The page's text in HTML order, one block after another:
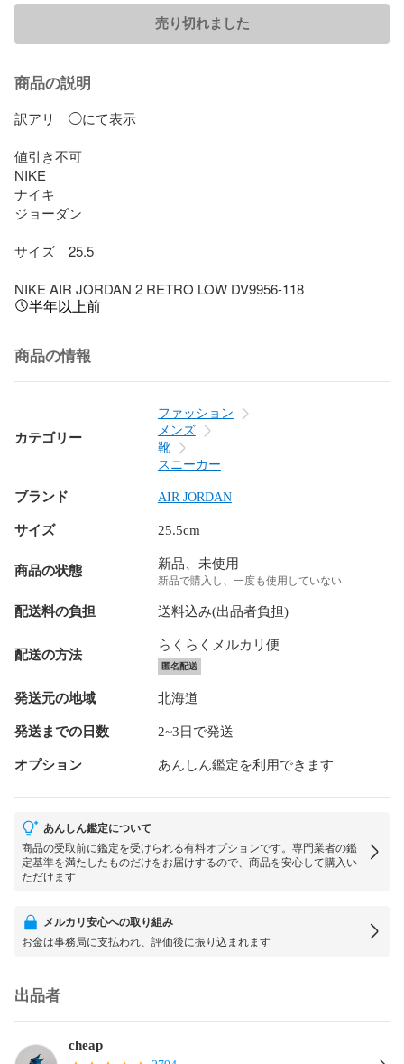
売り切れました
商品の説明
訳アリ　◯にて表示
値引き不可
NIKE
ナイキ
ジョーダン
サイズ　25.5
NIKE AIR JORDAN 2 RETRO LOW DV9956-118
半年以上前
商品の情報
カテゴリー
ファッション
メンズ
靴
スニーカー
ブランド AIR JORDAN
サイズ 25.5cm
商品の状態 新品、未使用
新品で購入し、一度も使用していない
配送料の負担 送料込み(出品者負担)
配送の方法
らくらくメルカリ便
匿名配送
発送元の地域 北海道
発送までの日数 2~3日で発送
オプション あんしん鑑定を利用できます
あんしん鑑定について
商品の受取前に鑑定を受けられる有料オプションです。専門業者の鑑
定基準を満たしたものだけをお届けするので、商品を安心して購入い
ただけます
メルカリ安心への取り組み
お金は事務局に支払われ、評価後に振り込まれます
出品者
cheap